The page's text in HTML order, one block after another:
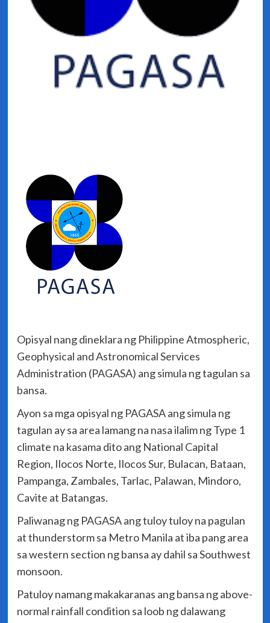
Opisyal nang dineklara ng Philippine Atmospheric,
Geophysical and Astronomical Services
Administration (PAGASA) ang simula ng tagulan sa
bansa.
Ayon sa mga opisyal ng PAGASA ang simula ng
tagulan ay sa area lamang na nasa ilalim ng Type 1
climate na kasama dito ang National Capital
Region, Ilocos Norte, Ilocos Sur, Bulacan, Bataan,
Pampanga, Zambales, Tarlac, Palawan, Mindoro,
Cavite at Batangas.
Paliwanag ng PAGASA ang tuloy tuloy na pagulan
at thunderstorm sa Metro Manila at iba pang area
sa western section ng bansa ay dahil sa Southwest
monsoon.
Patuloy namang makakaranas ang bansa ng above-
normal rainfall condition sa loob ng dalawang